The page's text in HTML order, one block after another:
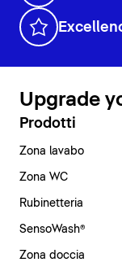
Upgrade
Prodotti
Zona lavabo
Zona WC
Rubinetteria
SensoWash®
Zona doccia